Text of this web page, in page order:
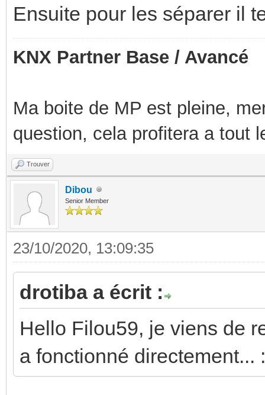
Ensuite pour les séparer il
KNX Partner Base / Avancé
Ma boite de MP est pleine,
question, cela profitera a tout
Trouver
Dibou
Senior Member
23/10/2020, 13:09:35
drotiba a écrit :
Hello Filou59, je viens de
a fonctionné directement...